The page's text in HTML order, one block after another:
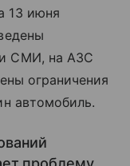
13 июня
СМИ, на АЗС
ограничения
автомобиль.